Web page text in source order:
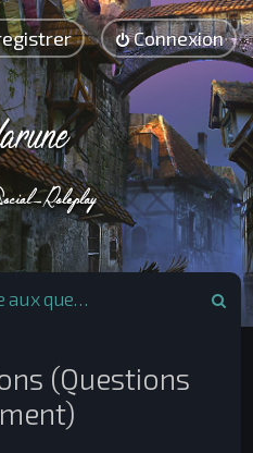
Connexion
Foire aux questions (Questions posées fréquemment)
(Questions